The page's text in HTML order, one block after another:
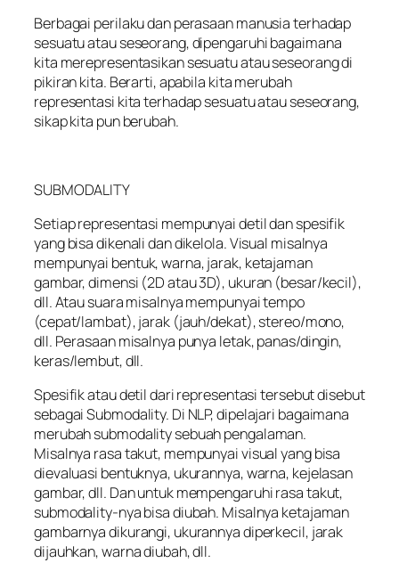
Berbagai perilaku dan perasaan manusia terhadap
sesuatu atau seseorang, dipengaruhi bagaimana
kita merepresentasikan sesuatu atau seseorang di
pikiran kita. Berarti, apabila kita merubah
representasi kita terhadap sesuatu atau seseorang,
sikap kita pun berubah.
SUBMODALITY
Setiap representasi mempunyai detil dan spesifik
yang bisa dikenali dan dikelola. Visual misalnya
mempunyai bentuk, warna, jarak, ketajaman
gambar, dimensi (2D atau 3D), ukuran (besar/kecil),
dll. Atau suara misalnya mempunyai tempo
(cepat/lambat), jarak (jauh/dekat), stereo/mono,
dll. Perasaan misalnya punya letak, panas/dingin,
keras/lembut, dll.
Spesifik atau detil dari representasi tersebut disebut
sebagai Submodality. Di NLP, dipelajari bagaimana
merubah submodality sebuah pengalaman.
Misalnya rasa takut, mempunyai visual yang bisa
dievaluasi bentuknya, ukurannya, warna, kejelasan
gambar, dll. Dan untuk mempengaruhi rasa takut,
submodality-nya bisa diubah. Misalnya ketajaman
gambarnya dikurangi, ukurannya diperkecil, jarak
dijauhkan, warna diubah, dll.